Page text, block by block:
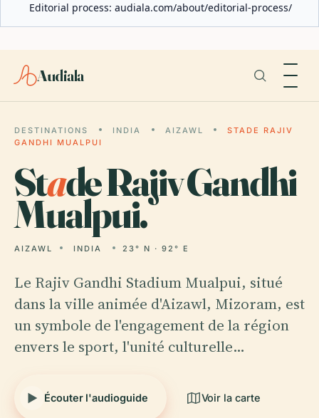
Editorial process: audiala.com/about/editorial-process/
Audiala
DESTINATIONS INDIA AIZAWL
STADE RAJIV
GANDHI MUALPUI
Stade Rajiv Gandhi
Mualpui.
AIZAWL INDIA 23° N · 92° E
Le Rajiv Gandhi Stadium Mualpui, situé
dans la ville animée d'Aizawl, Mizoram, est
un symbole de l'engagement de la région
envers le sport, l'unité culturelle…
Écouter l'audioguide Voir la carte